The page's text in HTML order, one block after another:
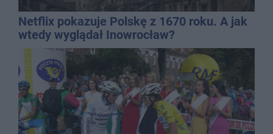
Netflix pokazuje Polskę z 1670 roku. A jak
wtedy wyglądał Inowrocław?